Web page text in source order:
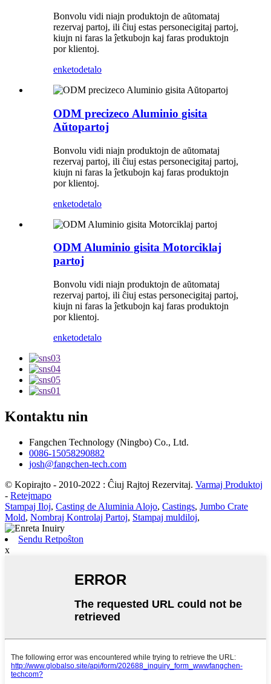
Bonvolu vidi niajn produktojn de aŭtomataj
rezervaj partoj, ili ĉiuj estas personecigitaj partoj,
kiujn ni faras la ĵetkubojn kaj faras produktojn
por klientoj.
enketodetalo
ODM precizeco Aluminio gisita
Aŭtopartoj
Bonvolu vidi niajn produktojn de aŭtomataj
rezervaj partoj, ili ĉiuj estas personecigitaj partoj,
kiujn ni faras la ĵetkubojn kaj faras produktojn
por klientoj.
enketodetalo
ODM Aluminio gisita Motorciklaj
partoj
Bonvolu vidi niajn produktojn de aŭtomataj
rezervaj partoj, ili ĉiuj estas personecigitaj partoj,
kiujn ni faras la ĵetkubojn kaj faras produktojn
por klientoj.
enketodetalo
Kontaktu nin
Fangchen Technology (Ningbo) Co., Ltd.
0086-15058290882
josh@fangchen-tech.com
© Kopirajto - 2010-2022 : Ĉiuj Rajtoj Rezervitaj. Varmaj Produktoj
- Retejmapo
Stampaj Iloj, Casting de Aluminia Alojo, Castings, Jumbo Crate
Mold, Nombraj Kontrolaj Partoj, Stampaj muldiloj,
Sendu Retpoŝton
x